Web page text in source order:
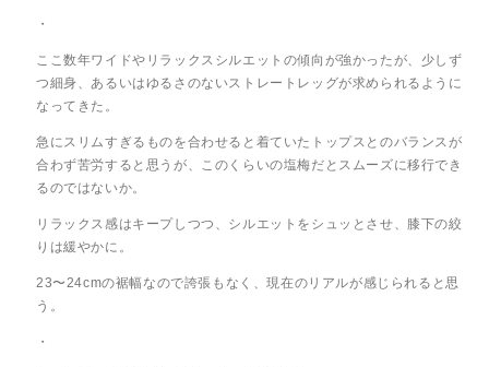
・
ここ数年ワイドやリラックスシルエットの傾向が強かったが、少しず
つ細身、あるいはゆるさのないストレートレッグが求められるように
なってきた。
急にスリムすぎるものを合わせると着ていたトップスとのバランスが
合わず苦労すると思うが、このくらいの塩梅だとスムーズに移行でき
るのではないか。
リラックス感はキープしつつ、シルエットをシュッとさせ、膝下の絞
りは緩やかに。
23〜24cmの裾幅なので誇張もなく、現在のリアルが感じられると思
う。
・